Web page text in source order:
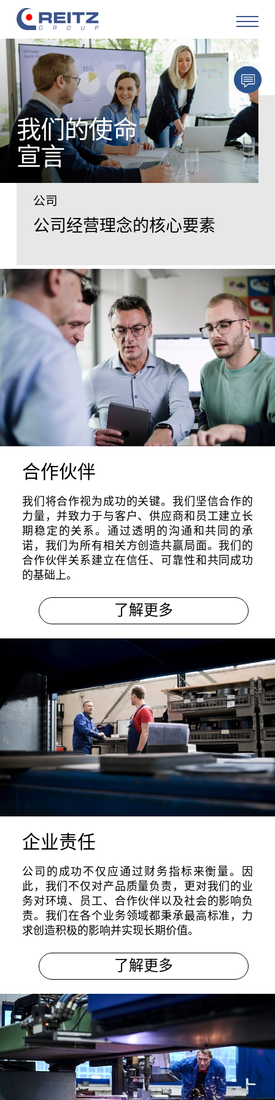
产品
解决方案
服务
改造
关于公司
职业生涯
联系方式
资讯中心
GTC
Privacy Policy
Imprint
DE EN
公司
我们的使命
宣言
公司经营理念的核心要素
合作伙伴
我们将合作视为成功的关键。我们坚信合作的
力量，并致力于与客户、供应商和员工建立长
期稳定的关系。通过透明的沟通和共同的承
诺，我们为所有相关方创造共赢局面。我们的
合作伙伴关系建立在信任、可靠性和共同成功
的基础上。
了解更多
企业责任
公司的成功不仅应通过财务指标来衡量。因
此，我们不仅对产品质量负责，更对我们的业
务对环境、员工、合作伙伴以及社会的影响负
责。我们在各个业务领域都秉承最高标准，力
求创造积极的影响并实现长期价值。
了解更多